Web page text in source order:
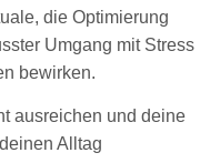
die Optimierung
Umgang mit Stress
bewirken.
ausreichen und deine
Alltag